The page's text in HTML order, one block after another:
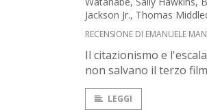
Jackson Jr., Thomas
RECENSIONE DI EMANUELE
Il citazionismo e
non salvano il terzo
LEGGI